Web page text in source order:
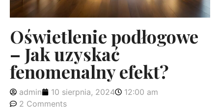
Oświetlenie podłogowe
– Jak uzyskać
fenomenalny efekt?
admin 10 sierpnia, 2024
12:00 am
2 Comments